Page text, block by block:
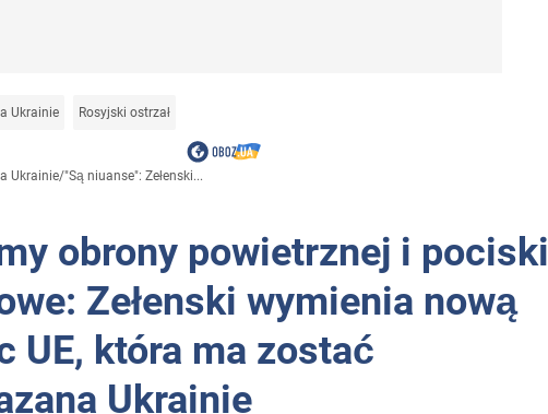
Ukrainie Rosyjski ostrzał
Ukrainie/"Są niuanse": Zełenski...
obrony powietrznej i pociski
Zełenski wymienia nową
UE, która ma zostać
Ukrainie